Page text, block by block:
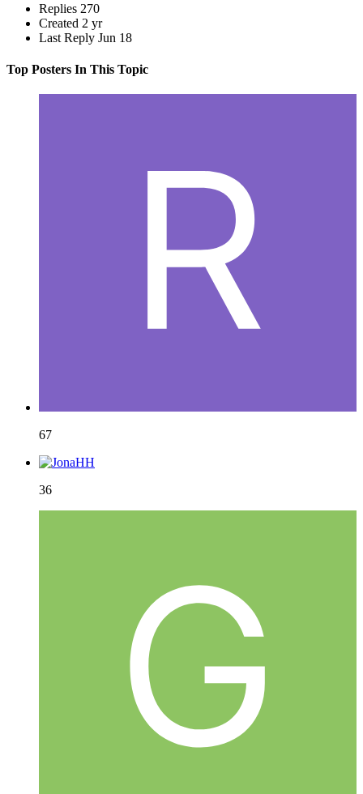
Replies 270
Created 2 yr
Last Reply Jun 18
Top Posters In This Topic
67
36